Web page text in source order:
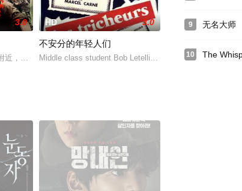
奔赴纽约，在
着土地的地主阶级，雷艾自然继承了家族的财产，可是
3.0
近，日军步兵463联队遭八路军毁灭性围歼，全员团灭，代表日军荣
HD 3.0
不安分的年轻人们
Middle class student Bob Letellier enters a new world
9 无名大师
10 The